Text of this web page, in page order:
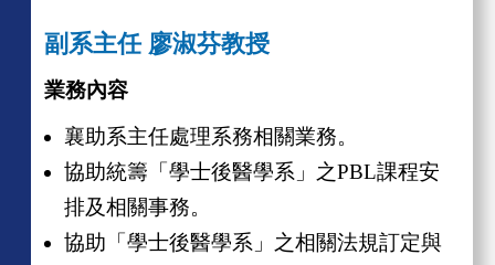
副系主任 廖淑芬教授
業務內容
襄助系主任處理系務相關業務。
協助統籌「學士後醫學系」之PBL課程安
排及相關事務。
協助「學士後醫學系」之相關法規訂定與